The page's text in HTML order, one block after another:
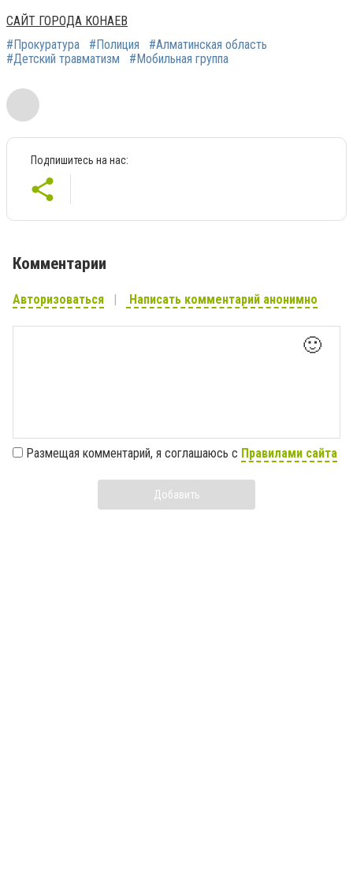
САЙТ ГОРОДА КОНАЕВ
#Прокуратура
#Полиция
#Алматинская область
#Детский травматизм
#Мобильная группа
Подпишитесь на нас:
Комментарии
Авторизоваться Написать комментарий анонимно
🙂
Размещая комментарий, я соглашаюсь с Правилами сайта
Добавить